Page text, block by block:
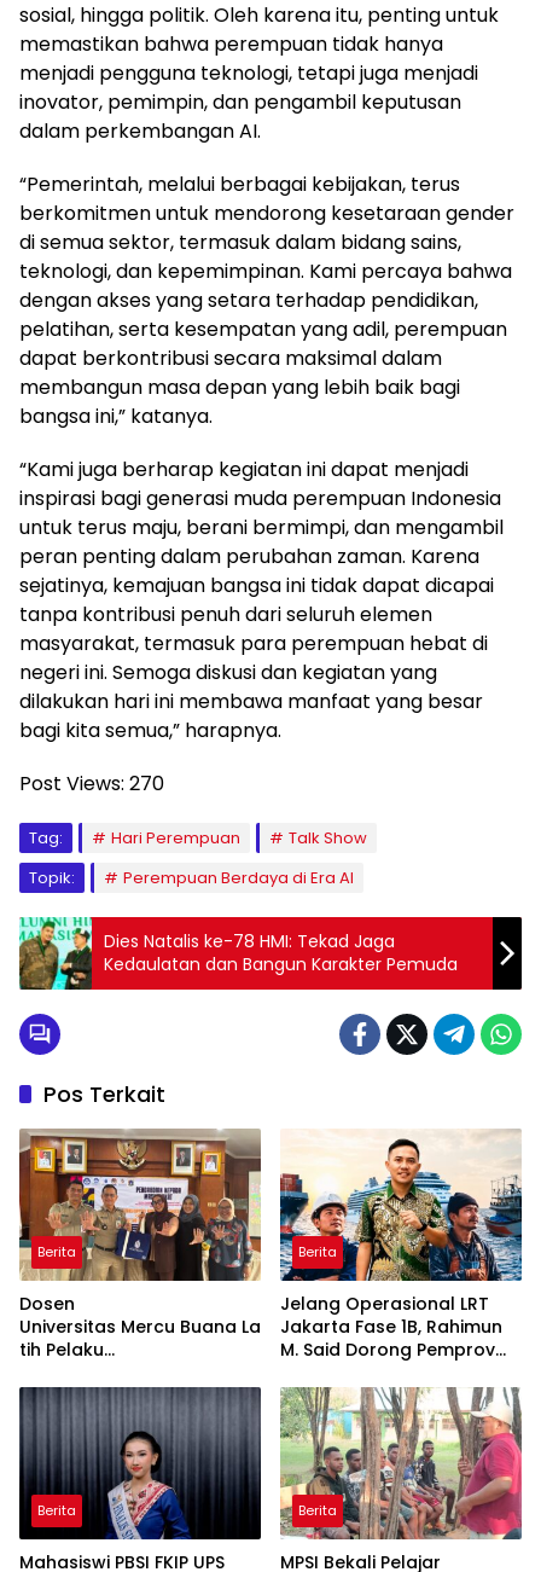
sosial, hingga politik. Oleh karena itu, penting untuk
memastikan bahwa perempuan tidak hanya
menjadi pengguna teknologi, tetapi juga menjadi
inovator, pemimpin, dan pengambil keputusan
dalam perkembangan AI.
“Pemerintah, melalui berbagai kebijakan, terus
berkomitmen untuk mendorong kesetaraan gender
di semua sektor, termasuk dalam bidang sains,
teknologi, dan kepemimpinan. Kami percaya bahwa
dengan akses yang setara terhadap pendidikan,
pelatihan, serta kesempatan yang adil, perempuan
dapat berkontribusi secara maksimal dalam
membangun masa depan yang lebih baik bagi
bangsa ini,” katanya.
“Kami juga berharap kegiatan ini dapat menjadi
inspirasi bagi generasi muda perempuan Indonesia
untuk terus maju, berani bermimpi, dan mengambil
peran penting dalam perubahan zaman. Karena
sejatinya, kemajuan bangsa ini tidak dapat dicapai
tanpa kontribusi penuh dari seluruh elemen
masyarakat, termasuk para perempuan hebat di
negeri ini. Semoga diskusi dan kegiatan yang
dilakukan hari ini membawa manfaat yang besar
bagi kita semua,” harapnya.
Post Views: 270
Tag: Hari Perempuan
Talk Show
Topik:
Perempuan Berdaya di Era AI
Dies Natalis ke-78 HMI: Tekad Jaga
Kedaulatan dan Bangun Karakter Pemuda
Pos Terkait
Berita
Dosen
Universitas Mercu Buana La
tih Pelaku
Lewat Kemasan
Berita
Jelang Operasional LRT
Jakarta Fase 1B, Rahimun
M. Said Dorong Pemprov
Economic Corridor
Initiative
Berita
Mahasiswi PBSI FKIP UPS
Berita
MPSI Bekali Pelajar